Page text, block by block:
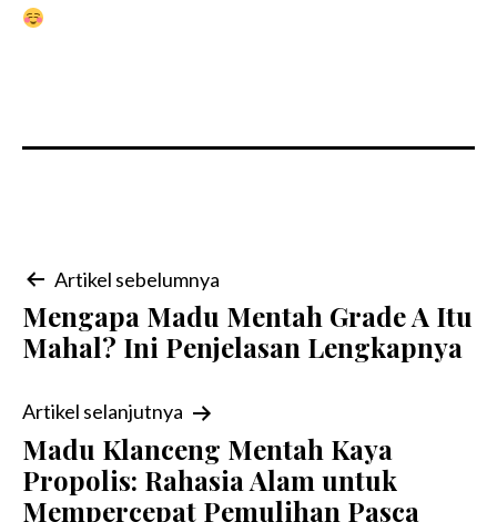
Navigasi
pos
Artikel sebelumnya
Mengapa Madu Mentah Grade A Itu
Mahal? Ini Penjelasan Lengkapnya
Artikel selanjutnya
Madu Klanceng Mentah Kaya
Propolis: Rahasia Alam untuk
Mempercepat Pemulihan Pasca